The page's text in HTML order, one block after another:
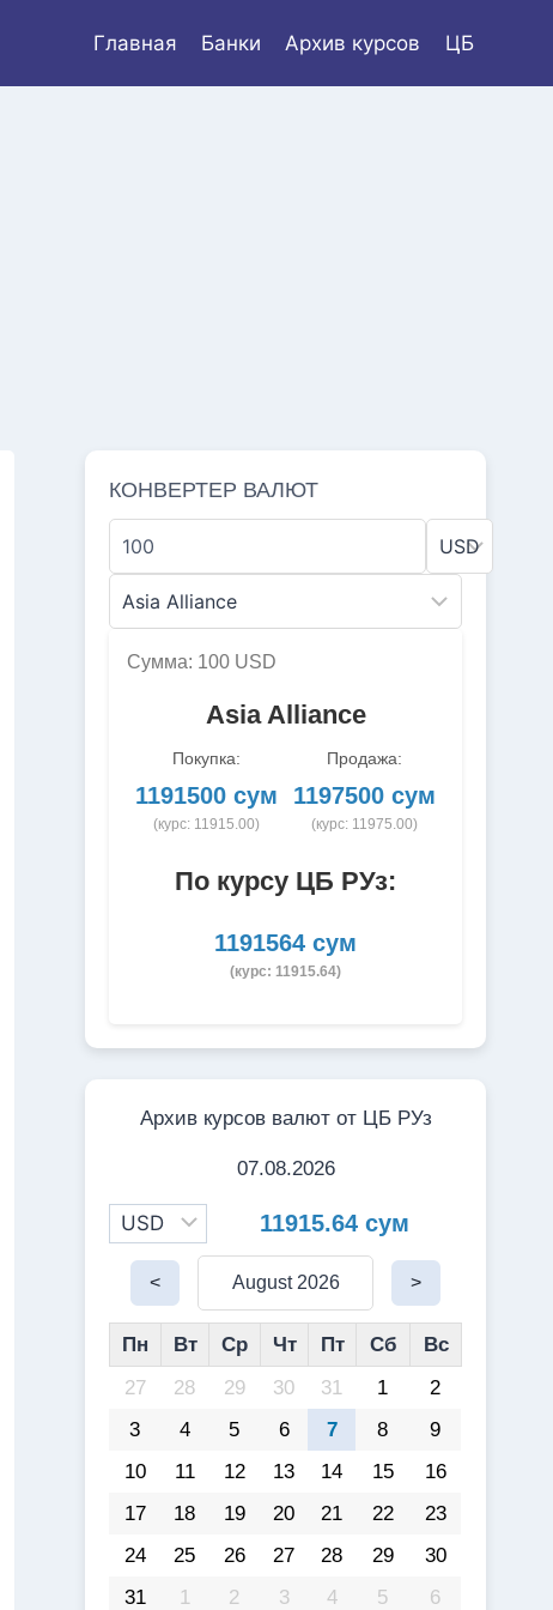
Главная Банки Архив курсов ЦБ
КОНВЕРТЕР ВАЛЮТ
Сумма: 100 USD
Asia Alliance
Покупка:
1191500 сум
(курс: 11915.00)
Продажа:
1197500 сум
(курс: 11975.00)
По курсу ЦБ РУз:
1191564 сум
(курс: 11915.64)
Архив курсов валют от ЦБ РУз
07.08.2026
11915.64 сум
< August 2026 >
Пн Вт Ср Чт Пт Сб
Вс
27
28 29 30 31 1
2
3
4 5 6 7 8
9
10
11 12 13 14 15
16
17
18 19 20 21 22
23
24
25 26 27 28 29
30
31
1 2 3 4 5 6